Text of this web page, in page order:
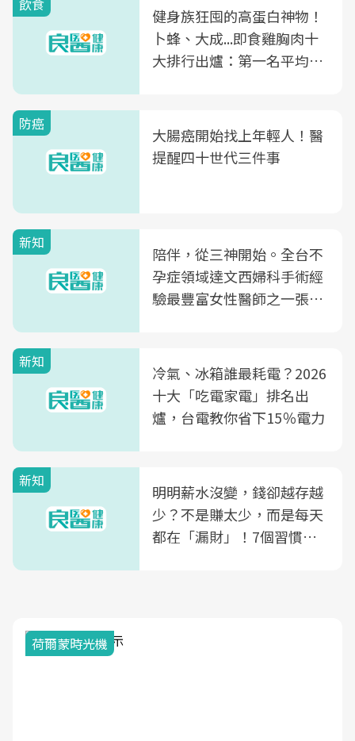
飲食
健身族狂囤的高蛋白神物！
卜蜂、大成...即食雞胸肉十
大排行出爐：第一名平均一
防癌
大腸癌開始找上年輕人！醫
提醒四十世代三件事
新知
陪伴，從三神開始。全台不
孕症領域達文西婦科手術經
驗最豐富女性醫師之一張永
光田醫院建構360度女性健
康照護生態圈
新知
冷氣、冰箱誰最耗電？2026
十大「吃電家電」排名出
爐，台電教你省下15％電力
新知
明明薪水沒變，錢卻越存越
少？不是賺太少，而是每天
都在「漏財」！7個習慣一
荷爾蒙時光機